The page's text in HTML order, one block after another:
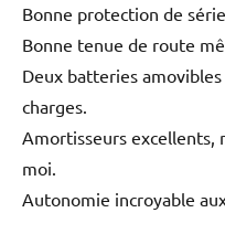
Bonne protection de série
Bonne tenue de route
Deux batteries
charges.
Amortisseurs excellents,
moi.
Autonomie incroyable